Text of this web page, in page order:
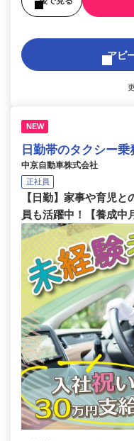
アピ
NEW
日勤帯のタクシー乗
中京自動車株式会社
正社員
【日勤】家事や育児
員も活躍中！【養成中